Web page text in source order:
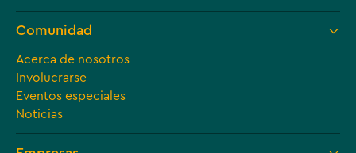
Comunidad
Acerca de nosotros
Involucrarse
Eventos especiales
Noticias